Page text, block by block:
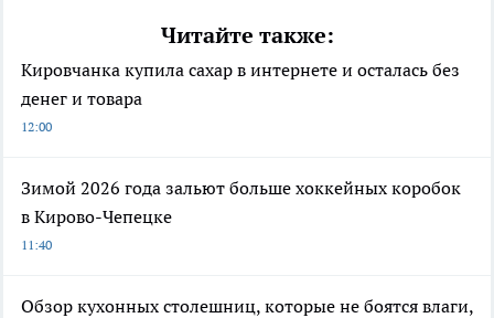
Читайте также:
Кировчанка купила сахар в интернете и осталась без
денег и товара
12:00
Зимой 2026 года зальют больше хоккейных коробок
в Кирово-Чепецке
11:40
Обзор кухонных столешниц, которые не боятся влаги,